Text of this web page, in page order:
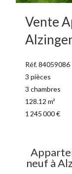
Vente
Réf. 84059086
3 pièces
3 chambres
128.12 m²
1 245 000 €
neuf à